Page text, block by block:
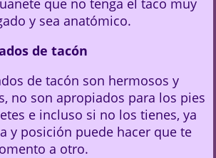
y sea anatómico.
de tacón
de tacón son hermosos y
no son apropiados para los pies
e incluso si no los tienes, ya
y posición puede hacer que te
a otro.